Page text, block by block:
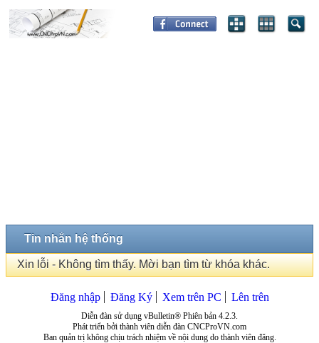
Tin nhắn hệ thống
Xin lỗi - Không tìm thấy. Mời bạn tìm từ khóa khác.
Đăng nhập Đăng Ký Xem trên PC Lên trên
Diễn đàn sử dụng vBulletin® Phiên bản 4.2.3.
Phát triển bởi thành viên diễn đàn CNCProVN.com
Ban quản trị không chịu trách nhiệm về nội dung do thành viên đăng.